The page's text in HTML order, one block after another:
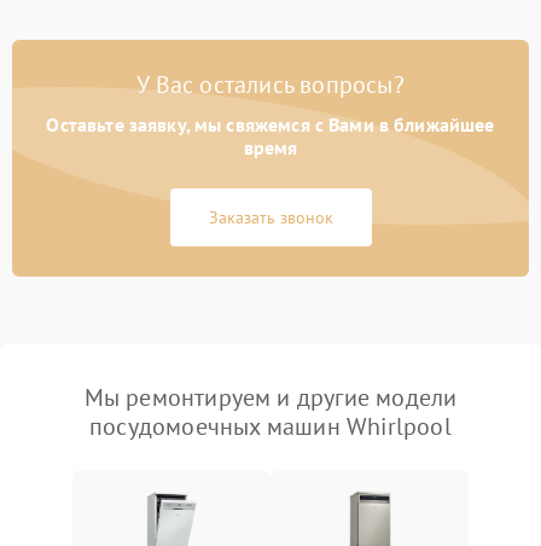
У Вас остались вопросы?
Оставьте заявку, мы свяжемся с Вами в ближайшее
время
Заказать звонок
Мы ремонтируем и другие модели
посудомоечных машин Whirlpool